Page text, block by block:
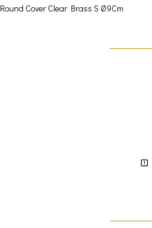
Round Cover Clear Brass S Ø9Cm